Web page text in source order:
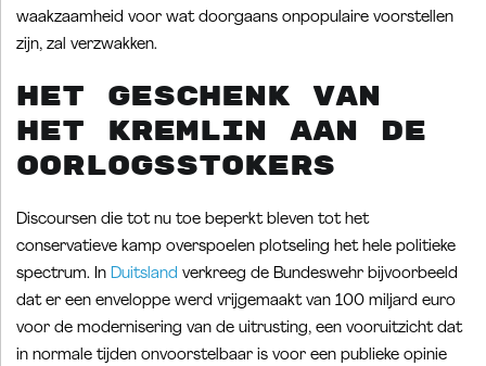
waakzaamheid voor wat doorgaans onpopulaire voorstellen
zijn, zal verzwakken.
Het geschenk van
het Kremlin aan de
oorlogsstokers
Discoursen die tot nu toe beperkt bleven tot het
conservatieve kamp overspoelen plotseling het hele politieke
spectrum. In Duitsland verkreeg de Bundeswehr bijvoorbeeld
dat er een enveloppe werd vrijgemaakt van 100 miljard euro
voor de modernisering van de uitrusting, een vooruitzicht dat
in normale tijden onvoorstelbaar is voor een publieke opinie